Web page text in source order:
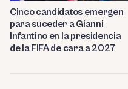
Cinco candidatos emergen
para suceder a Gianni
Infantino en la presidencia
de la FIFA de cara a 2027